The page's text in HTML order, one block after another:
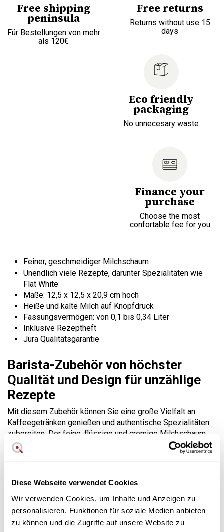
Diese Webseite verwendet Cookies
Wir verwenden Cookies, um Inhalte und Anzeigen zu
personalisieren, Funktionen für soziale Medien anbieten
zu können und die Zugriffe auf unsere Website zu
Free shipping
peninsula
Für Bestellungen von mehr
als 120€
Free returns
Returns without use 15
days
Eco friendly
packaging
No unnecesary waste
Finance your
purchase
Choose the most
confortable fee for you
Feiner, geschmeidiger Milchschaum
Unendlich viele Rezepte, darunter Spezialitäten wie
Flat White
Maße: 12,5 x 12,5 x 20,9 cm hoch
Heiße und kalte Milch auf Knopfdruck
Fassungsvermögen: von 0,1 bis 0,34 Liter
Inklusive Rezeptheft
Jura Qualitätsgarantie
Barista-Zubehör von höchster
Qualität und Design für unzählige
Rezepte
Mit diesem Zubehör können Sie eine große Vielfalt an
Kaffeegetränken genießen und authentische Spezialitäten
zubereiten. Der feine, flüssige und cremige Milchschaum,
der mit diesem Zubehör erzielt wird, ermöglicht Ihnen die
Zubereitung eines Kaffeegenusses zu jeder Zeit des
Die Bedienung ist denkbar einfach, zumal sie mit einem
Piktogramm versehen ist, das die Art der zubereiteten
Milch anzeigt. Durch ein-, zwei- oder dreimaliges Drücken
der Taste wird er in Gang gesetzt und in wenigen Minuten
ist der Milchschaum servierfertig.